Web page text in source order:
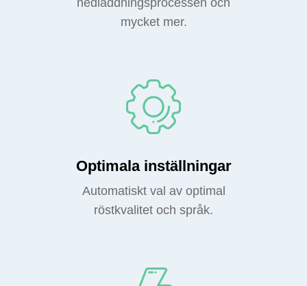
nedladdningsprocessen och
mycket mer.
Optimala inställningar
Automatiskt val av optimal
röstkvalitet och språk.